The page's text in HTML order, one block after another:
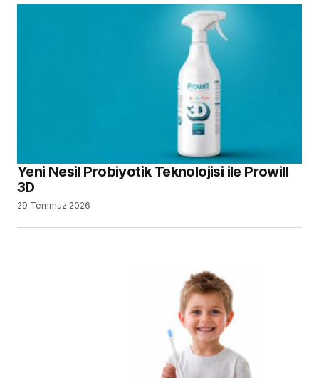
Yeni Nesil Probiyotik Teknolojisi ile Prowill
3D
29 Temmuz 2026